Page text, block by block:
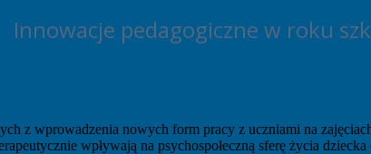
Innowacje pedagogiczne w roku
z wprowadzenia nowych form pracy z uczniami na
wpływają na psychospołeczną sferę życia